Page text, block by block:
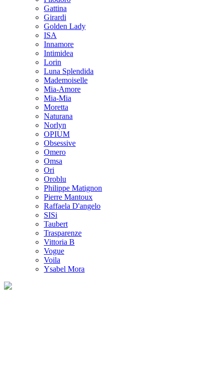
Gattina
Girardi
Golden Lady
ISA
Innamore
Intimidea
Lorin
Luna Splendida
Mademoiselle
Mia-Amore
Mia-Mia
Moretta
Naturana
Norlyn
OPIUM
Obsessive
Omero
Omsa
Ori
Oroblu
Philippe Matignon
Pierre Mantoux
Raffaela D'angelo
SISi
Taubert
Trasparenze
Vittoria B
Vogue
Voila
Ysabel Mora